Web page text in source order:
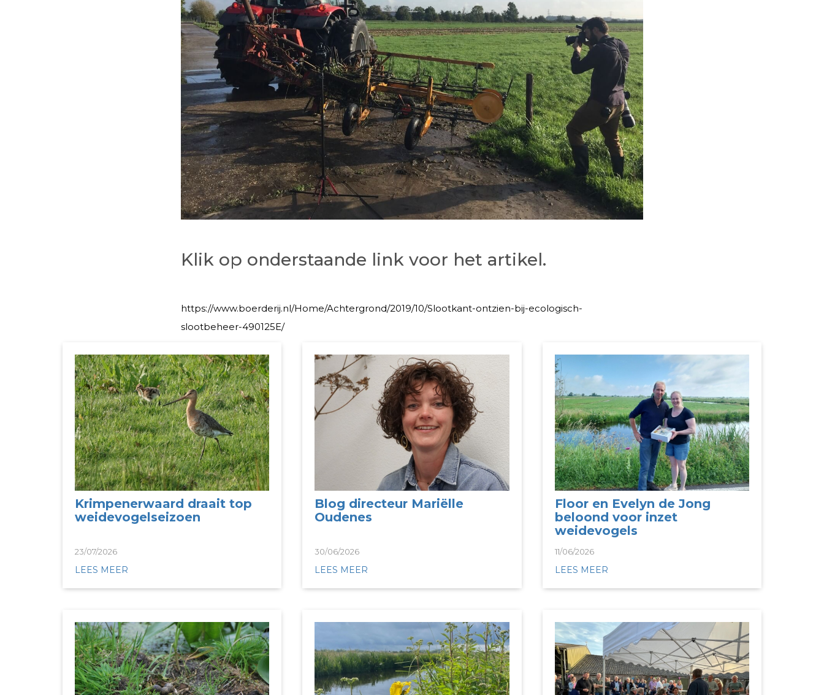
Klik op onderstaande link voor het artikel.
https://www.boerderij.nl/Home/Achtergrond/2019/10/Slootkant-ontzien-bij-ecologisch-
slootbeheer-490125E/
Krimpenerwaard draait top
weidevogelseizoen
23/07/2026
LEES MEER
Blog directeur Mariëlle
Oudenes
30/06/2026
LEES MEER
Floor en Evelyn de Jong
beloond voor inzet
weidevogels
11/06/2026
LEES MEER